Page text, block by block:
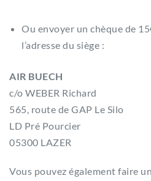
Ou envoyer un chèque de
l’adresse du siège :
AIR BUECH
c/o WEBER Richard
565, route de GAP Le Silo
LD Pré Pourcier
05300 LAZER
Vous pouvez également faire